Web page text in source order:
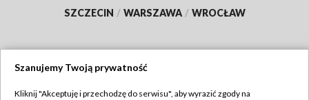
SZCZECIN / WARSZAWA / WROCŁAW
Szanujemy Twoją prywatność
Kliknij "Akceptuję i przechodzę do serwisu", aby wyrazić zgody na